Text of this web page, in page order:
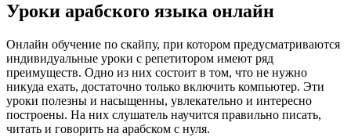
Уроки арабского языка онлайн
Онлайн обучение по скайпу, при котором предусматриваются
индивидуальные уроки с репетитором имеют ряд
преимуществ. Одно из них состоит в том, что не нужно
никуда ехать, достаточно только включить компьютер. Эти
уроки полезны и насыщенны, увлекательно и интересно
построены. На них слушатель научится правильно писать,
читать и говорить на арабском с нуля.